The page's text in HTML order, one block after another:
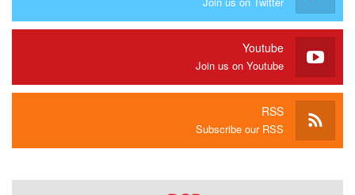
Youtube
Join us on Youtube
RSS
Subscribe our RSS